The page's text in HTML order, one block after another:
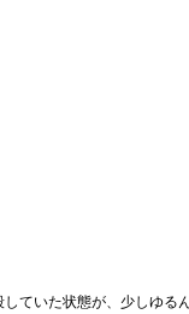
ていた状態が、少しゆる